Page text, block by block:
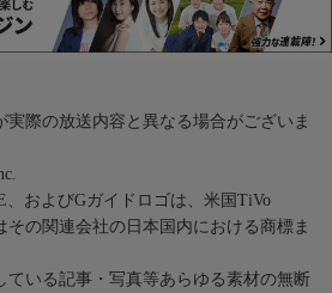
実際の放送内容と異なる場合がございま
、およびGガイドロゴは、米国TiVo
その関連会社の日本国内における商標ま
ている記事・写真等あらゆる素材の無断